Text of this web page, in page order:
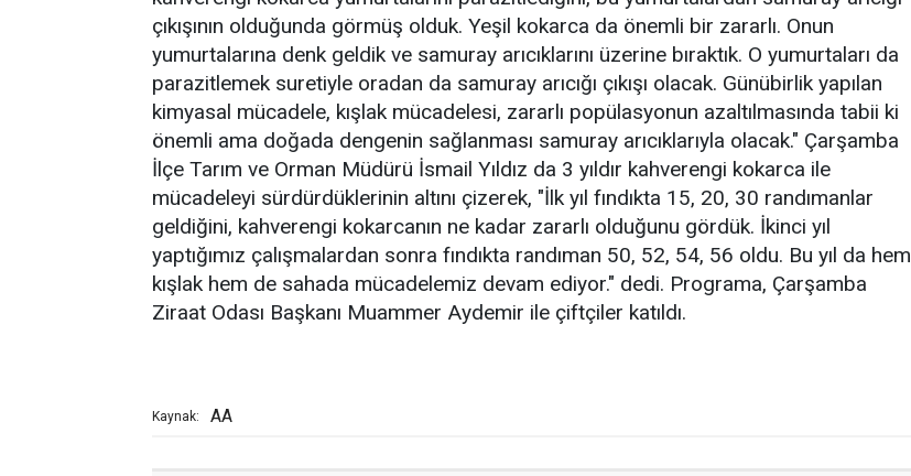
çıkışının olduğunda görmüş olduk. Yeşil kokarca da önemli bir zararlı. Onun
yumurtalarına denk geldik ve samuray arıcıklarını üzerine bıraktık. O yumurtaları da
parazitlemek suretiyle oradan da samuray arıcığı çıkışı olacak. Günübirlik yapılan
kimyasal mücadele, kışlak mücadelesi, zararlı popülasyonun azaltılmasında tabii ki
önemli ama doğada dengenin sağlanması samuray arıcıklarıyla olacak." Çarşamba
İlçe Tarım ve Orman Müdürü İsmail Yıldız da 3 yıldır kahverengi kokarca ile
mücadeleyi sürdürdüklerinin altını çizerek, "İlk yıl fındıkta 15, 20, 30 randımanlar
geldiğini, kahverengi kokarcanın ne kadar zararlı olduğunu gördük. İkinci yıl
yaptığımız çalışmalardan sonra fındıkta randıman 50, 52, 54, 56 oldu. Bu yıl da hem
kışlak hem de sahada mücadelemiz devam ediyor." dedi. Programa, Çarşamba
Ziraat Odası Başkanı Muammer Aydemir ile çiftçiler katıldı.
Kaynak: AA